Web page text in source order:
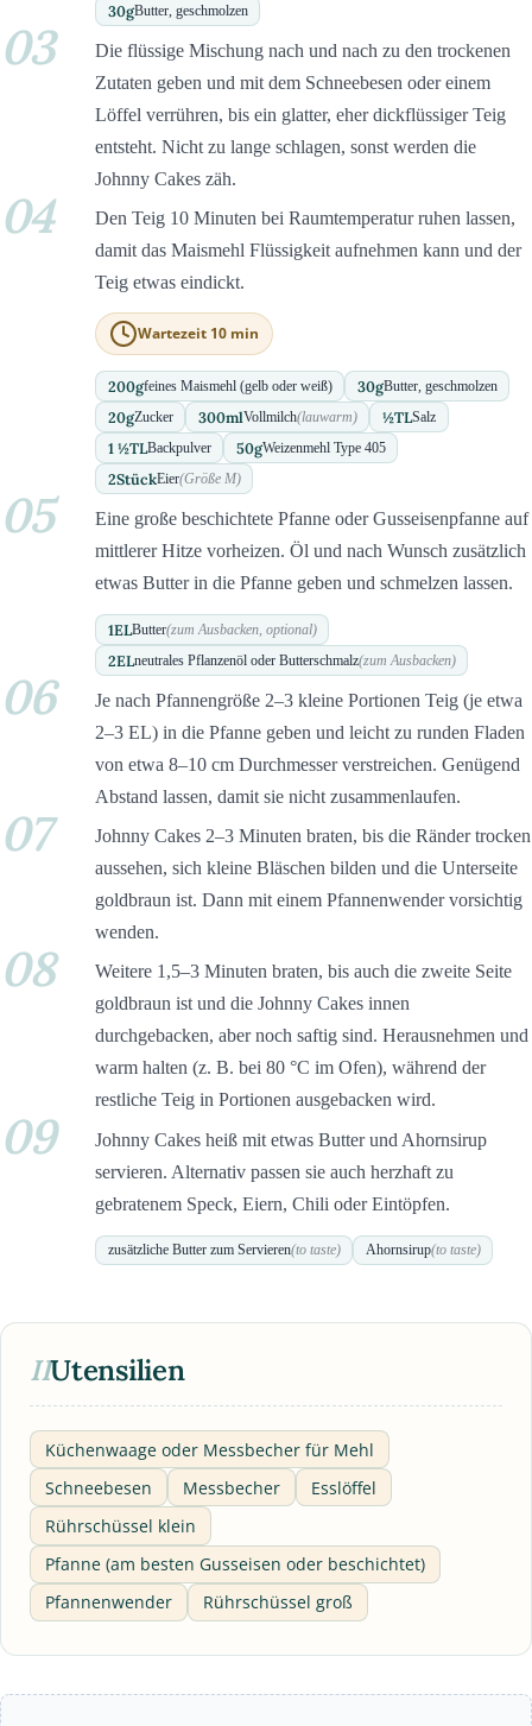
30gButter, geschmolzen
03
Die flüssige Mischung nach und nach zu den trockenen
Zutaten geben und mit dem Schneebesen oder einem
Löffel verrühren, bis ein glatter, eher dickflüssiger Teig
entsteht. Nicht zu lange schlagen, sonst werden die
Johnny Cakes zäh.
04
Den Teig 10 Minuten bei Raumtemperatur ruhen lassen,
damit das Maismehl Flüssigkeit aufnehmen kann und der
Teig etwas eindickt.
Wartezeit 10 min
200gfeines Maismehl (gelb oder weiß) 30gButter, geschmolzen
20gZucker 300mlVollmilch(lauwarm) ½TLSalz
1 ½TLBackpulver 50gWeizenmehl Type 405
2StückEier(Größe M)
05
Eine große beschichtete Pfanne oder Gusseisenpfanne auf
mittlerer Hitze vorheizen. Öl und nach Wunsch zusätzlich
etwas Butter in die Pfanne geben und schmelzen lassen.
1ELButter(zum Ausbacken, optional)
2ELneutrales Pflanzenöl oder Butterschmalz(zum Ausbacken)
06
Je nach Pfannengröße 2–3 kleine Portionen Teig (je etwa
2–3 EL) in die Pfanne geben und leicht zu runden Fladen
von etwa 8–10 cm Durchmesser verstreichen. Genügend
Abstand lassen, damit sie nicht zusammenlaufen.
07
Johnny Cakes 2–3 Minuten braten, bis die Ränder trocken
aussehen, sich kleine Bläschen bilden und die Unterseite
goldbraun ist. Dann mit einem Pfannenwender vorsichtig
wenden.
08
Weitere 1,5–3 Minuten braten, bis auch die zweite Seite
goldbraun ist und die Johnny Cakes innen
durchgebacken, aber noch saftig sind. Herausnehmen und
warm halten (z. B. bei 80 °C im Ofen), während der
restliche Teig in Portionen ausgebacken wird.
09
Johnny Cakes heiß mit etwas Butter und Ahornsirup
servieren. Alternativ passen sie auch herzhaft zu
gebratenem Speck, Eiern, Chili oder Eintöpfen.
zusätzliche Butter zum Servieren(to taste) Ahornsirup(to taste)
IIUtensilien
Küchenwaage oder Messbecher für Mehl
Schneebesen
Messbecher
Esslöffel
Rührschüssel klein
Pfanne (am besten Gusseisen oder beschichtet)
Pfannenwender
Rührschüssel groß